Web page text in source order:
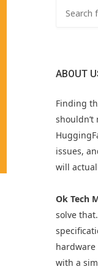
ABOUT
Finding
issues,
will
Ok Tech
solve
with a